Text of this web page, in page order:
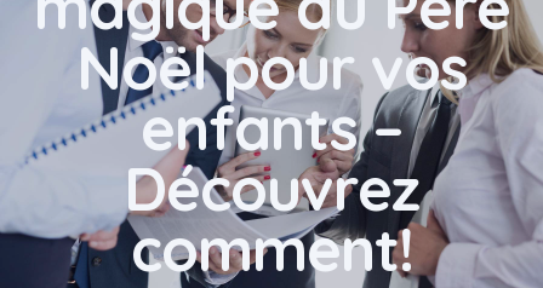
Noël pour vos
enfants –
Découvrez
comment!